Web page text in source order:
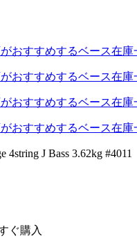
おすすめするベース在庫
おすすめするベース在庫
おすすめするベース在庫
おすすめするベース在庫
4string J Bass 3.62kg #4011
ぐ購入